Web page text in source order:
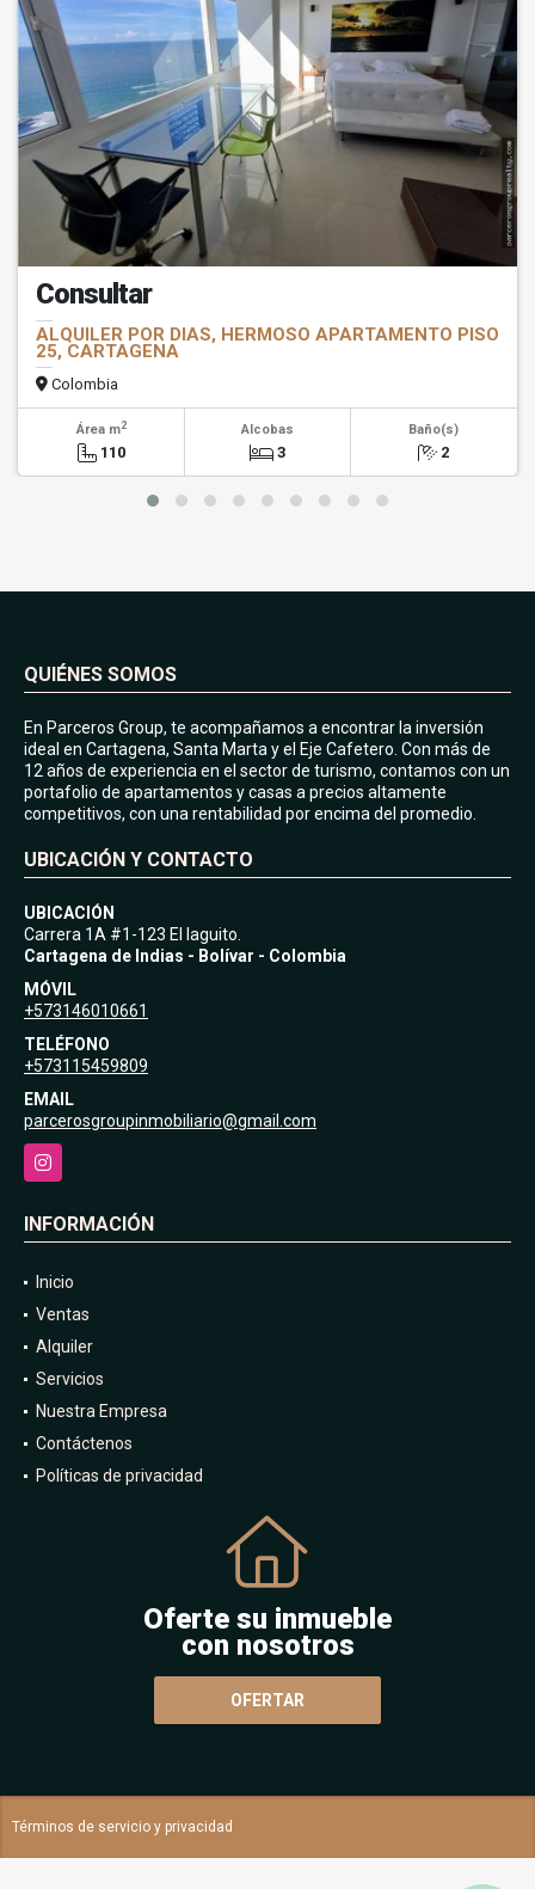
Consultar
ALQUILER POR DIAS, HERMOSO APARTAMENTO PISO
25, CARTAGENA
Colombia
Área m2
110
Alcobas
3
Baño(s)
2
QUIÉNES SOMOS
En Parceros Group, te acompañamos a encontrar la inversión
ideal en Cartagena, Santa Marta y el Eje Cafetero. Con más de
12 años de experiencia en el sector de turismo, contamos con un
portafolio de apartamentos y casas a precios altamente
competitivos, con una rentabilidad por encima del promedio.
UBICACIÓN Y CONTACTO
UBICACIÓN
Carrera 1A #1-123 El laguito.
Cartagena de Indias - Bolívar - Colombia
MÓVIL
+573146010661
TELÉFONO
+573115459809
EMAIL
parcerosgroupinmobiliario@gmail.com
Instagram
INFORMACIÓN
Inicio
Ventas
Alquiler
Servicios
Nuestra Empresa
Contáctenos
Políticas de privacidad
Oferte su inmueble
con nosotros
OFERTAR
Términos de servicio y privacidad